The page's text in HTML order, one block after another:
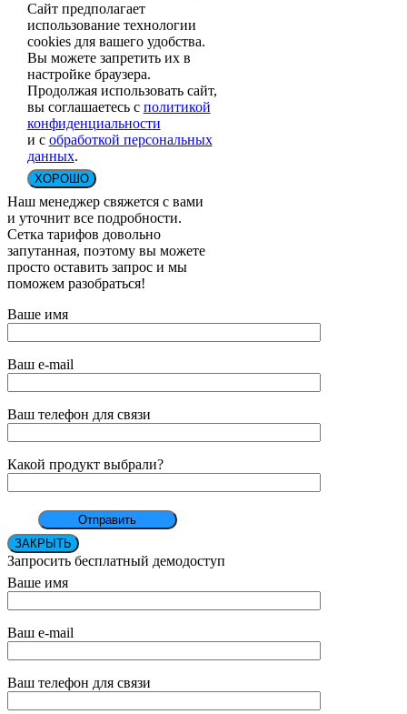
Сайт предполагает
использование технологии
cookies для вашего удобства.
Вы можете запретить их в
настройке браузера.
Продолжая использовать сайт,
вы соглашаетесь с политикой
конфиденциальности
и с обработкой персональных
данных.
ХОРОШО
Наш менеджер свяжется с вами
и уточнит все подробности.
Сетка тарифов довольно
запутанная, поэтому вы можете
просто оставить запрос и мы
поможем разобраться!
Ваше имя
Ваш e-mail
Ваш телефон для связи
Какой продукт выбрали?
ЗАКРЫТЬ
Запросить бесплатный демодоступ
Ваше имя
Ваш e-mail
Ваш телефон для связи